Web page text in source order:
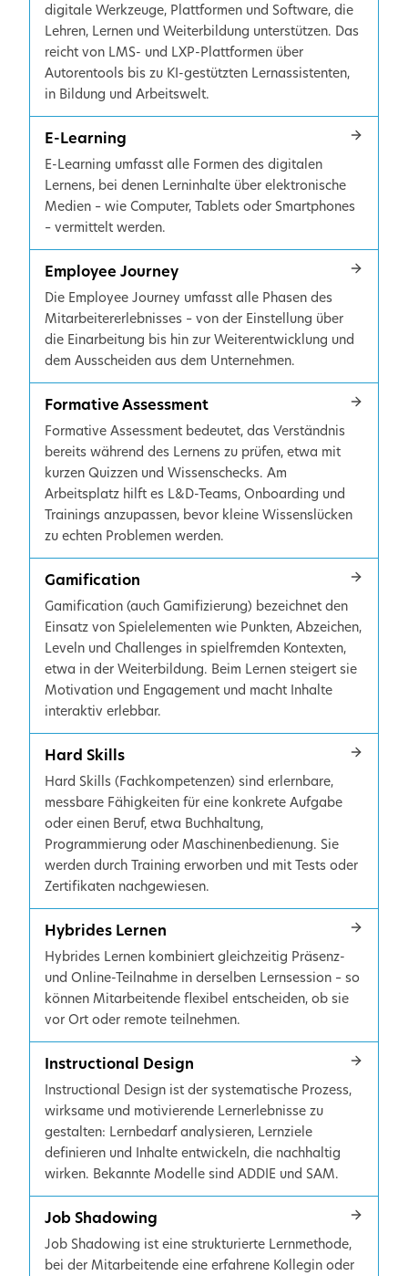
digitale Werkzeuge, Plattformen und Software, die
Lehren, Lernen und Weiterbildung unterstützen. Das
reicht von LMS- und LXP-Plattformen über
Autorentools bis zu KI-gestützten Lernassistenten,
in Bildung und Arbeitswelt.
E-Learning
E-Learning umfasst alle Formen des digitalen
Lernens, bei denen Lerninhalte über elektronische
Medien – wie Computer, Tablets oder Smartphones
– vermittelt werden.
Employee Journey
Die Employee Journey umfasst alle Phasen des
Mitarbeitererlebnisses – von der Einstellung über
die Einarbeitung bis hin zur Weiterentwicklung und
dem Ausscheiden aus dem Unternehmen.
Formative Assessment
Formative Assessment bedeutet, das Verständnis
bereits während des Lernens zu prüfen, etwa mit
kurzen Quizzen und Wissenschecks. Am
Arbeitsplatz hilft es L&D-Teams, Onboarding und
Trainings anzupassen, bevor kleine Wissenslücken
zu echten Problemen werden.
Gamification
Gamification (auch Gamifizierung) bezeichnet den
Einsatz von Spielelementen wie Punkten, Abzeichen,
Leveln und Challenges in spielfremden Kontexten,
etwa in der Weiterbildung. Beim Lernen steigert sie
Motivation und Engagement und macht Inhalte
interaktiv erlebbar.
Hard Skills
Hard Skills (Fachkompetenzen) sind erlernbare,
messbare Fähigkeiten für eine konkrete Aufgabe
oder einen Beruf, etwa Buchhaltung,
Programmierung oder Maschinenbedienung. Sie
werden durch Training erworben und mit Tests oder
Zertifikaten nachgewiesen.
Hybrides Lernen
Hybrides Lernen kombiniert gleichzeitig Präsenz-
und Online-Teilnahme in derselben Lernsession – so
können Mitarbeitende flexibel entscheiden, ob sie
vor Ort oder remote teilnehmen.
Instructional Design
Instructional Design ist der systematische Prozess,
wirksame und motivierende Lernerlebnisse zu
gestalten: Lernbedarf analysieren, Lernziele
definieren und Inhalte entwickeln, die nachhaltig
wirken. Bekannte Modelle sind ADDIE und SAM.
Job Shadowing
Job Shadowing ist eine strukturierte Lernmethode,
bei der Mitarbeitende eine erfahrene Kollegin oder